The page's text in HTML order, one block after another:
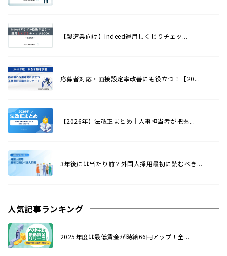
【製造業向け】Indeed運用しくじりチェッ...
応募者対応・面接設定率改善にも役立つ！【20...
【2026年】法改正まとめ｜人事担当者が把握...
3年後には当たり前？外国人採用最初に読むべき...
人気記事ランキング
2025年度は最低賃金が時給66円アップ！全...